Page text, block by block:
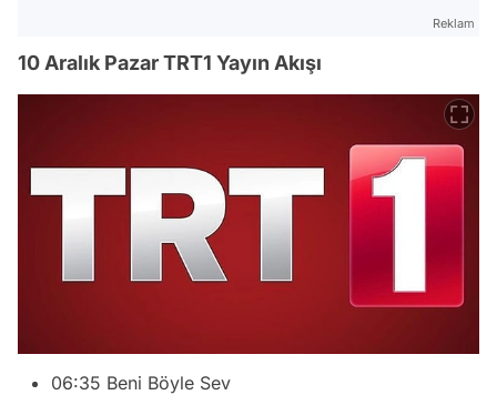
Reklam
10 Aralık Pazar TRT1 Yayın Akışı
06:35 Beni Böyle Sev